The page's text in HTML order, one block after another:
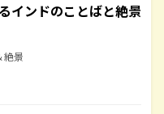
インドのことばと絶景
絶景